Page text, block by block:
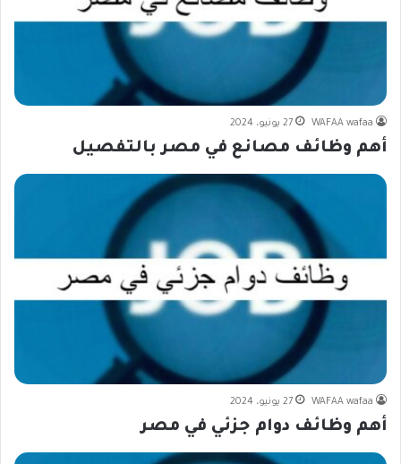
WAFAA wafaa 27 يونيو، 2024
أهم وظائف مصانع في مصر بالتفصيل
WAFAA wafaa 27 يونيو، 2024
أهم وظائف دوام جزئي في مصر